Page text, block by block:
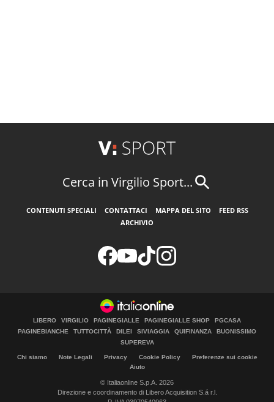
Cerca in Virgilio Sport...
CONTENUTI SPECIALI CONTATTACI MAPPA DEL SITO
FEED RSS
ARCHIVIO
LIBERO VIRGILIO PAGINEGIALLE PAGINEGIALLE SHOP
PGCASA
PAGINEBIANCHE
TUTTOCITTÀ DILEI SIVIAGGIA QUIFINANZA
BUONISSIMO
SUPEREVA
Chi siamo Note Legali Privacy Cookie Policy
Preferenze sui cookie
Aiuto
© Italiaonline S.p.A. 2026
Direzione e coordinamento di Libero Acquisition S.á r.l.